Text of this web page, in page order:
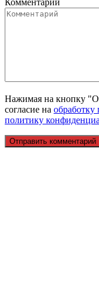
Комментарий
Нажимая на кнопку
согласие на
политику